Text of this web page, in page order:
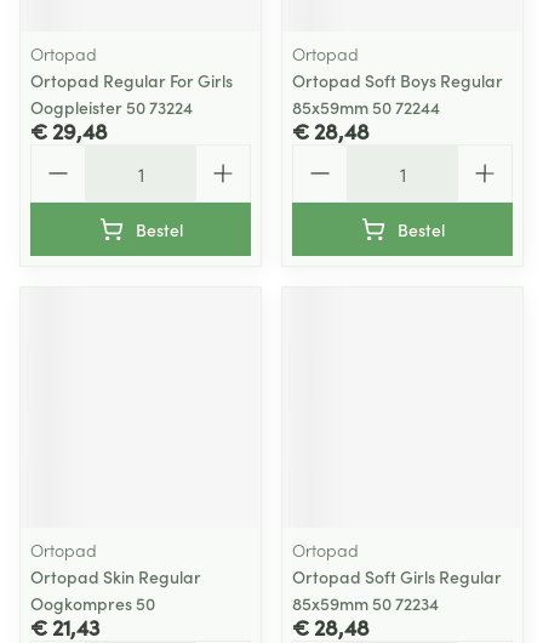
Ortopad
Ortopad Regular For Girls
Oogpleister 50 73224
€ 29,48
Bestel
Ortopad
Ortopad Soft Boys Regular
85x59mm 50 72244
€ 28,48
Bestel
Ortopad
Ortopad Skin Regular
Oogkompres 50
€ 21,43
Ortopad
Ortopad Soft Girls Regular
85x59mm 50 72234
€ 28,48